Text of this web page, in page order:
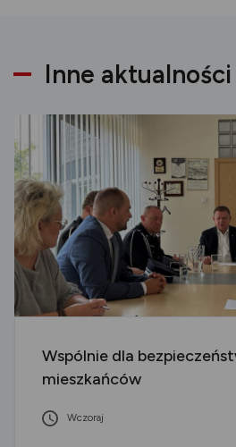
Inne aktualności
Wspólnie dla
mieszkańców
Wczoraj